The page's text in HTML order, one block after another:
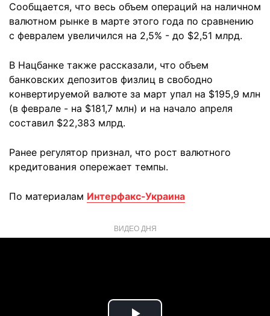
Сообщается, что весь объем операций на наличном
валютном рынке в марте этого года по сравнению
с февралем увеличился на 2,5% - до $2,51 млрд.
В Нацбанке также рассказали, что объем
банковских депозитов физлиц в свободно
конвертируемой валюте за март упал на $195,9 млн
(в феврале - на $181,7 млн) и на начало апреля
составил $22,383 млрд.
Ранее регулятор признал, что рост валютного
кредитования опережает темпы.
По материалам Интерфакс-Украина
ВИДЕО ДНЯ